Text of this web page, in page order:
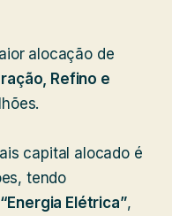
alocação de
Refino e
capital alocado é
tendo
“Energia Elétrica”,